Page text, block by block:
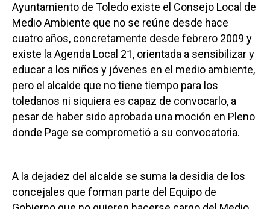
Ayuntamiento de Toledo existe el Consejo Local de
Medio Ambiente que no se reúne desde hace
cuatro años, concretamente desde febrero 2009 y
existe la Agenda Local 21, orientada a sensibilizar y
educar a los niños y jóvenes en el medio ambiente,
pero el alcalde que no tiene tiempo para los
toledanos ni siquiera es capaz de convocarlo, a
pesar de haber sido aprobada una moción en Pleno
donde Page se comprometió a su convocatoria.
A la dejadez del alcalde se suma la desidia de los
concejales que forman parte del Equipo de